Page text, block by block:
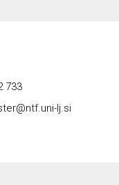
733
lj.si